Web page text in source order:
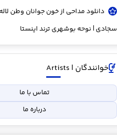
دانلود مداحی از خون جوانان وطن
سجادی | نوحه بوشهری ترند اینستا
خوانندگان | Artists
تماس با ما
درباره ما